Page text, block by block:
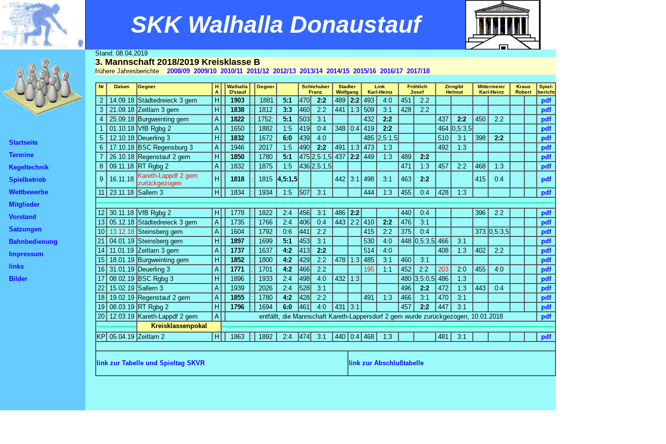
SKK Walhalla Donaustauf
Startseite
Termine
Kegeltechnik
Spielbetrieb
Wettbewerbe
Mitglieder
Vorstand
Satzungen
Bahnbedienung
Impressum
links
Bilder
Stand: 08.04.2019
3. Mannschaft 2018/2019 Kreisklasse B
frühere Jahresberichte 2008/09 2009/10 2010/11 2011/12 2012/13 2013/14 2014/15 2015/16 2016/17 2017/18
Nr Datum Gegner
H
A
Walhalla
D'stauf
Gegner
Schlehuber
Franz
Stadler
Wolfgang
Link
Karl-Heinz
Fröhlich
Josef
Zirngibl
Helmut
Mittermeier
Karl-Heinz
Kraus
Robert
Spiel-
bericht
2 14.09.18 Städtedreieck 3 gem H 1903 : 1881 5:1 470 2:2 489 2:2 493 4:0 451 2.2
pdf
3
21.09.18 Zeitlarn 3 gem H 1838 : 1812 3:3 460 2:2 441 1:3 509 3:1 428 2:2
pdf
4
25.09.18 Burgweinting gem A 1822 : 1752; 5:1 503 3:1 432 2:2 437 2:2 450 2:2
pdf
1
01.10.18 VfB Rgbg 2 A 1650 : 1882 1:5 419 0:4 348 0:4 419 2:2 464 0,5:3,5
pdf
5
12.10.18 Deuerling 3 H 1832 : 1672 6:0 439 4:0 485 2,5:1,5 510 3:1 398 2:2
pdf
6
17.10.18 BSC Regensburg 3 A 1946 : 2017 1:5 490 2:2 491 1:3 473 1:3 492 1:3
pdf
7
26.10.18 Regenstauf 2 gem H 1850 : 1780 5:1 475 2,5:1,5 437 2:2 449 1:3 489 2:2
pdf
8
09.11.18 RT Rgbg 2 A 1832 : 1875 1:5 436 2,5:1,5 471 1:3 457 2:2 468 1:3
pdf
9
16.11.18
Kareth-Lappdf 2 gem
zurückgezogen
H 1818 : 1815 4,5:1,5 442 3:1 498 3:1 463 2:2 415 0:4
pdf
11
23.11.18 Sallern 3 H 1834 : 1934 1:5 507 3:1 444 1:3 455 0:4 428 1:3 pdf
12 30.11.18 VfB Rgbg 2 H 1778 : 1822 2:4 456 3:1 486 2:2 440 0:4 396 2:2
pdf
13
05.12.18 Städtedreieck 3 gem A 1735 : 1766 2:4 406 0:4 443 2:2 410 2:2 476 3:1
pdf
10
13.12.18 Steinsberg gem A 1604 : 1792 0:6 441 2:2 415 2:2 375 0:4 373 0,5:3,5
pdf
21
04.01.19 Steinsberg gem H 1897 : 1699 5:1 453 3:1 530 4:0 448 0,5:3,5 466 3:1
pdf
14
11.01.19 Zeitlarn 3 gem A 1737 : 1637 4:2 413 2:2 514 4:0 408 1:3 402 2:2
pdf
15
18.01.19 Burgweinting gem H 1852 : 1800 4:2 429 2:2 478 1:3 485 3:1 460 3:1
pdf
16
31.01.19 Deuerling 3 A 1771 : 1701 4:2 466 2:2 195 1:1 452 2:2 203 2:0 455 4:0
pdf
17
08.02.19 BSC Rgbg 3 H 1896 : 1933 2:4 498 4:0 432 1:3 480 3,5:0,5 486 1:3
pdf
22
15.02.19 Sallern 3 A 1939 : 2026 2:4 528 3:1 496 2:2 472 1:3 443 0:4
pdf
18
19.02.19 Regenstauf 2 gem A 1855 : 1780 4:2 428 2:2 491 1:3 466 3:1 470 3:1
pdf
19
08.03.19 RT Rgbg 2 H 1796 : 1694 6:0 461 4:0 431 3:1 457 2:2 447 3:1
pdf
20
12.03.19 Kareth-Lappdf 2 gem A entfällt, die Mannschaft Kareth-Lappersdorf 2 gem wurde zurückgezogen, 10.01.2018
pdf
Kreisklassenpokal
KP 05.04.19 Zeitlarn 2 H 1863 : 1892 2:4 474 3:1 440 0:4 468 1:3 481 3:1 pdf
link zur Tabelle und Spieltag SKVR link zur Abschlußtabelle